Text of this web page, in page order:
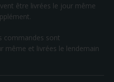
être livrées le jour même
commandes sont
même et livrées le lendemain